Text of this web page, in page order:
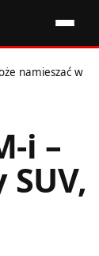
namieszać w
i –